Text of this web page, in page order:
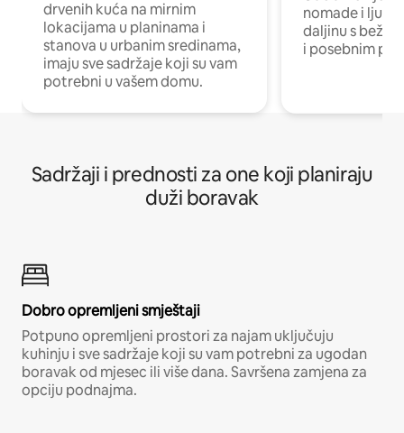
drvenih kuća na mirnim
lokacijama u planinama i
stanova u urbanim sredinama,
imaju sve sadržaje koji su vam
potrebni u vašem domu.
nomade i ljude
daljinu s
i posebnim
Sadržaji i prednosti za one koji planiraju
duži boravak
Dobro opremljeni smještaji
Potpuno opremljeni prostori za najam uključuju
kuhinju i sve sadržaje koji su vam potrebni za ugodan
boravak od mjesec ili više dana. Savršena zamjena za
opciju podnajma.